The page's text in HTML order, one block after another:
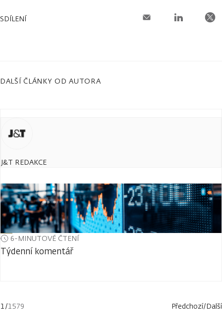
SDÍLENÍ
DALŠÍ ČLÁNKY OD AUTORA
J&T REDAKCE
6-MINUTOVÉ ČTENÍ
Týdenní komentář
1/1579 Předchozí/Další